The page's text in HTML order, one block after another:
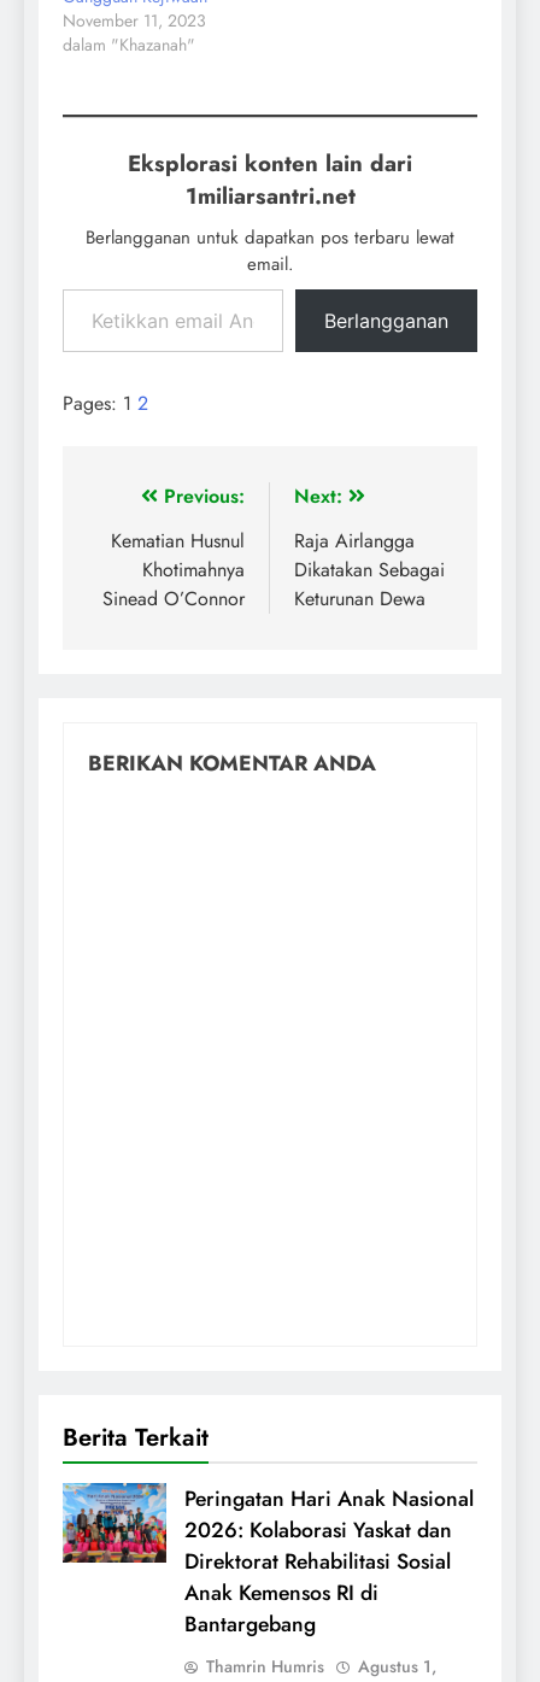
November 11, 2023
dalam "Khazanah"
Eksplorasi konten lain dari
1miliarsantri.net
Berlangganan untuk dapatkan pos terbaru lewat
email.
Berlangganan
Pages: 1 2
Previous:
Kematian Husnul
Khotimahnya
Sinead O’Connor
Next:
Raja Airlangga
Dikatakan Sebagai
Keturunan Dewa
BERIKAN KOMENTAR ANDA
Berita Terkait
Peringatan Hari Anak Nasional
2026: Kolaborasi Yaskat dan
Direktorat Rehabilitasi Sosial
Anak Kemensos RI di
Bantargebang
Thamrin Humris
Agustus 1,